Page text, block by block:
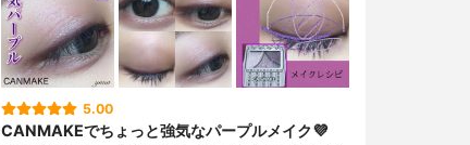
5.00
CANMAKEでちょっと強気なパープルメイク💜